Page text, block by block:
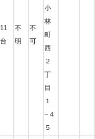
11
台
不
明
不
可
小
林
町
西
２
丁
目
１
−４
５